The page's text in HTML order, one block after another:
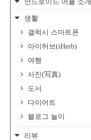
안드로이드 어플 소개
생활
갤럭시 스마트폰
아이허브(iHerb)
여행
사진(写真)
도서
다이어트
블로그 놀이
리뷰